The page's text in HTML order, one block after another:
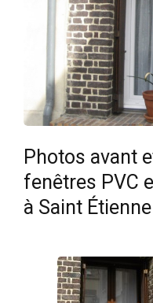
Photos avant
fenêtres PVC
à Saint